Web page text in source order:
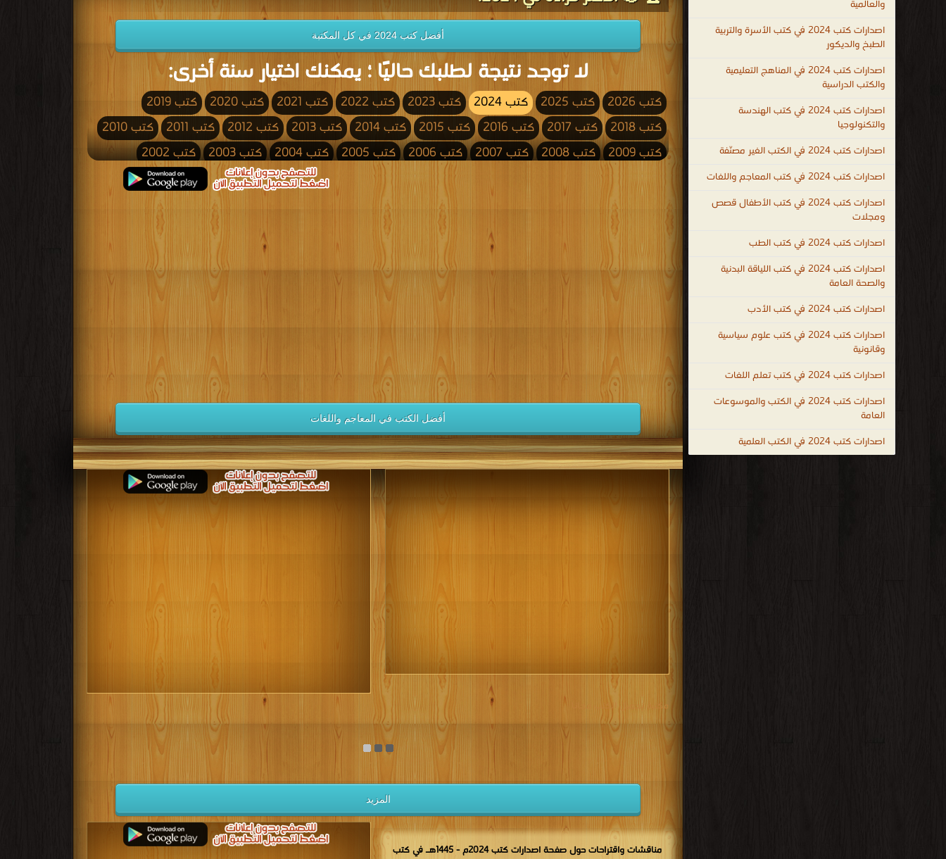
والعالمية
اصدارات كتب 2024 في كتب الأسرة والتربية
الطبخ والديكور
اصدارات كتب 2024 في المناهج التعليمية
والكتب الدراسية
اصدارات كتب 2024 في كتب الهندسة
والتكنولوجيا
اصدارات كتب 2024 في الكتب الغير مصنّفة
اصدارات كتب 2024 في كتب المعاجم واللغات
اصدارات كتب 2024 في كتب الأطفال قصص
ومجلات
اصدارات كتب 2024 في كتب الطب
اصدارات كتب 2024 في كتب اللياقة البدنية
والصحة العامة
اصدارات كتب 2024 في كتب الأدب
اصدارات كتب 2024 في كتب علوم سياسية
وقانونية
اصدارات كتب 2024 في كتب تعلم اللغات
اصدارات كتب 2024 في الكتب والموسوعات
العامة
اصدارات كتب 2024 في الكتب العلمية
أفضل كتب 2024 في كل المكتبة
لا توجد نتيجة لطلبك حاليًا ؛ يمكنك اختيار سنة أخرى:
كتب 2026 كتب 2025 كتب 2024 كتب 2023 كتب 2022 كتب 2021 كتب 2020
كتب 2019
كتب 2018
كتب 2017 كتب 2016 كتب 2015 كتب 2014 كتب 2013 كتب 2012 كتب 2011
كتب 2010
كتب 2009
كتب 2008 كتب 2007 كتب 2006 كتب 2005 كتب 2004 كتب 2003
كتب 2002
كتب 2001
كتب 1998 كتب 1997 كتب 1996 كتب 1995 كتب 1994
كتب 1993
كتب 1989 كتب 1988 كتب 1985
كتب 1984
كتب 1979 كتب 1977 كتب 1976
كتب 1975
كتب 1974
كتب 1971 كتب 1970 كتب 1969 كتب 1968 كتب 1967
كتب 1966
كتب 1965
كتب 1962 كتب 1961 كتب 1960 كتب 1959 كتب 1958
كتب 1957
كتب 1952 كتب 1949
كتب 1948
كتب 1938
كتب 1935 كتب 1934 كتب 1931
كتب 1930
كتب 1929
كتب 1926 كتب 1925 كتب 1924 كتب 1923 كتب 1922
كتب 1921
كتب 1920
كتب 1919 كتب 1918 كتب 1917 كتب 1916 كتب 1915 كتب 1914 كتب 1913
كتب 1912
كتب 1911
كتب 1910 كتب 1909 كتب 1908 كتب 1907 كتب 1906 كتب 1905 كتب 1904
كتب 1903
كتب 1902
كتب 1901 كتب 1900
أفضل الكتب في المعاجم واللغات
مكتبة تحميل الكتب مجانا
المزيد
مناقشات واقتراحات حول صفحة اصدارات كتب 2024م - 1445هـ في كتب